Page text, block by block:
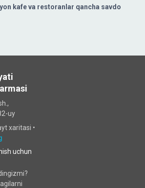
kafe va restoranlar qancha savdo
uy
xaritasi •
uchun